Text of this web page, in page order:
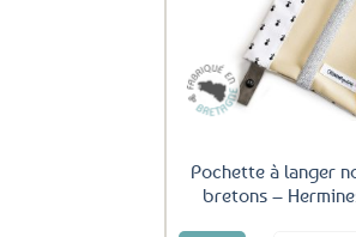
Pochette à langer
bretons –